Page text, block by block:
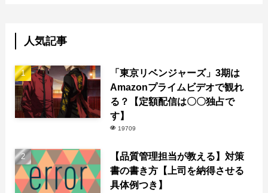
人気記事
「東京リベンジャーズ」3期は
Amazonプライムビデオで観れ
る？【定額配信は〇〇独占で
す】
19709
【品質管理担当が教える】対策
書の書き方【上司を納得させる
具体例つき】